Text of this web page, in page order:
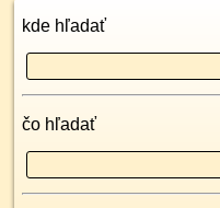
kde hľadať
čo hľadať